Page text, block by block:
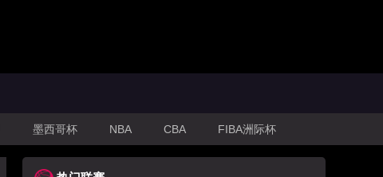
墨西哥杯 NBA CBA FIBA洲际杯